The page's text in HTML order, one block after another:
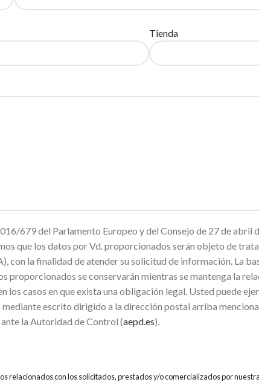
Tienda
679 del Parlamento Europeo y del Consejo de 27 de
que los datos por Vd. proporcionados serán objeto de
la finalidad de atender su solicitud de información. La
se conservarán mientras se mantenga la
los casos en que exista una obligación legal. Usted puede
escrito dirigido a la dirección postal arriba
la Autoridad de Control (aepd.es).
relacionados con los solicitados, prestados y/o comercializados por